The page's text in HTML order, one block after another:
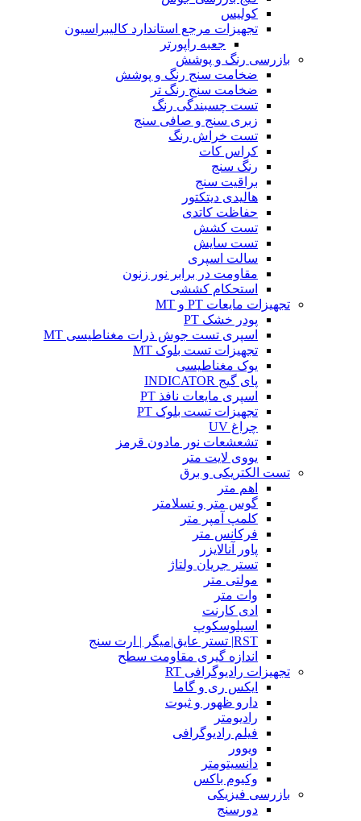
کولیس
تجهیزات مرجع استاندارد کالیبراسیون
جعبه راپورتر
بازرسی رنگ و پوشش
ضخامت سنج رنگ و پوشش
ضخامت سنج رنگ تر
تست چسبندگی رنگ
زبری سنج و صافی سنج
تست خراش رنگ
کراس کات
رنگ سنج
براقیت سنج
هالیدی دیتکتور
حفاظت کاتدی
تست کشش
تست سایش
سالت اسپری
مقاومت در برابر نور زنون
استحکام کششی
تجهیزات مایعات PT و MT
پودر خشک PT
اسپری تست جوش ذرات مغناطیسی MT
تجهیزات تست بلوک MT
یوک مغناطیسی
پای گیج INDICATOR
اسپری مایعات نافذ PT
تجهیزات تست بلوک PT
چراغ UV
تشعشعات نور مادون قرمز
یووی لایت متر
تست الکتریکی و برق
اهم متر
گوس متر و تسلامتر
کلمپ آمپر متر
فرکانس متر
پاور آنالایزر
تستر جریان ولتاژ
مولتی متر
وات متر
ادی کارنت
اسیلوسکوپ
RST| تستر عایق|میگر | ارت سنج
اندازه گیری مقاومت سطح
تجهیزات رادیوگرافی RT
ایکس ری و گاما
دارو ظهور و ثبوت
رادیومتر
فیلم رادیوگرافی
ویوور
دانسیتومتر
وکیوم باکس
بازرسی فیزیکی
دورسنج